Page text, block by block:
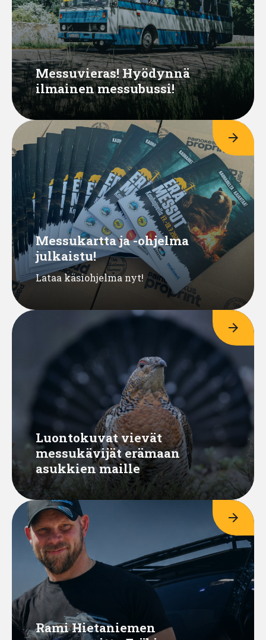
Messuvieras! Hyödynnä
ilmainen messubussi!
arrow_forward
Messukartta ja -ohjelma
julkaistu!
Lataa käsiohjelma nyt!
arrow_forward
Luontokuvat vievät
messukävijät erämaan
asukkien maille
arrow_forward
Rami Hietaniemen